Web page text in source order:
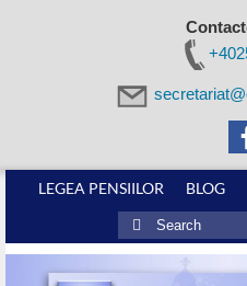
LEGEA PENSIILOR BLOG
Search
for: